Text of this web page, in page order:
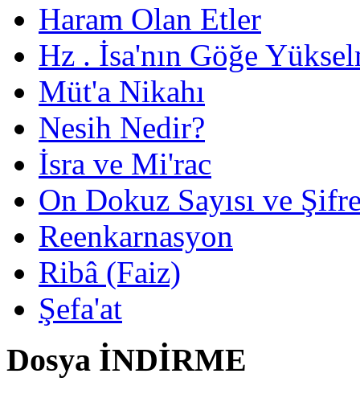
Haram Olan Etler
Hz . İsa'nın Göğe
Müt'a Nikahı
Nesih Nedir?
İsra ve Mi'rac
On Dokuz Sayısı ve
Reenkarnasyon
Ribâ (Faiz)
Şefa'at
Dosya İNDİRME